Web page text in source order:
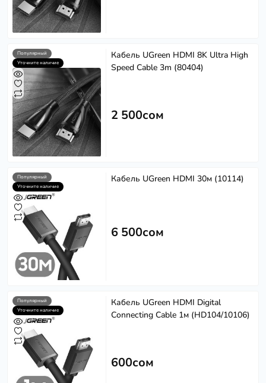
Популярный
Уточните наличие
Кабель UGreen HDMI 8K Ultra High
Speed Cable 3m (80404)
2 500сом
Популярный
Уточните наличие
Кабель UGreen HDMI 30м (10114)
6 500сом
Популярный
Уточните наличие
Кабель UGreen HDMI Digital
Connecting Cable 1м (HD104/10106)
600сом